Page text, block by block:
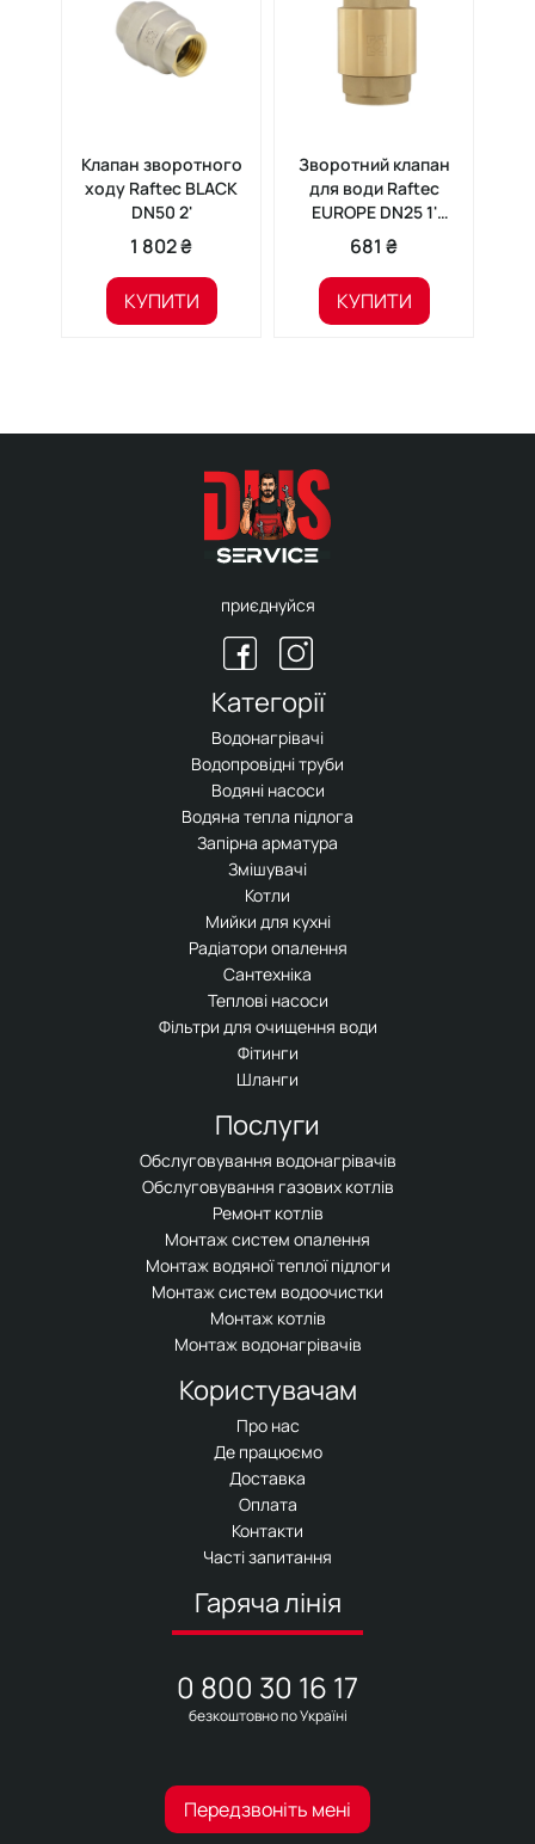
Клапан зворотного
ходу Raftec BLACK
DN50 2'
1 802 ₴
КУПИТИ
Зворотний клапан
для води Raftec
EUROPE DN25 1'
NRVF03
681 ₴
КУПИТИ
приєднуйся
Категорії
Водонагрівачі
Водопровідні труби
Водяні насоси
Водяна тепла підлога
Запірна арматура
Змішувачі
Котли
Мийки для кухні
Радіатори опалення
Сантехніка
Теплові насоси
Фільтри для очищення води
Фітинги
Шланги
Послуги
Обслуговування водонагрівачів
Обслуговування газових котлів
Ремонт котлів
Монтаж систем опалення
Монтаж водяної теплої підлоги
Монтаж систем водоочистки
Монтаж котлів
Монтаж водонагрівачів
Користувачам
Про нас
Де працюємо
Доставка
Оплата
Контакти
Часті запитання
Гаряча лінія
0 800 30 16 17
безкоштовно по Україні
Передзвоніть мені